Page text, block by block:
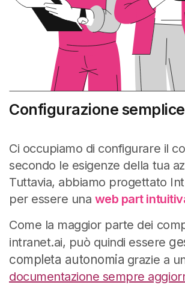
Configurazione semplice
Ci occupiamo di configurare il
secondo le esigenze della tua
Tuttavia, abbiamo progettato
per essere una web part
Come la maggior parte dei
intranet.ai, può quindi essere
completa autonomia grazie a
documentazione sempre